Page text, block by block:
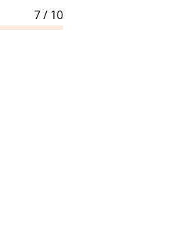
7 / 10